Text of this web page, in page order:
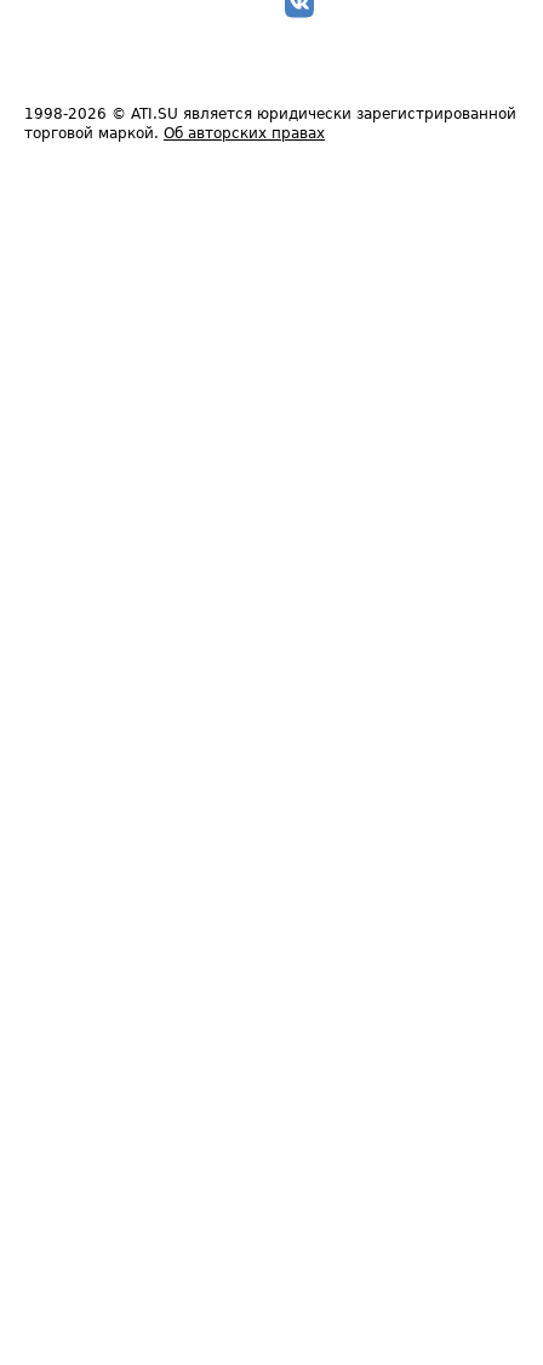
1998-2026 © ATI.SU является юридически зарегистрированной
торговой маркой. Об авторских правах